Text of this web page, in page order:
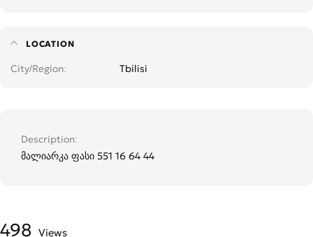
LOCATION
City/Region Tbilisi
Description
მალიარკა ფასი 551 16 64 44
498 Views